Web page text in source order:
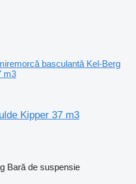
basculantă Kel-Berg
m3
Kipper 37 m3
Bară de suspensie